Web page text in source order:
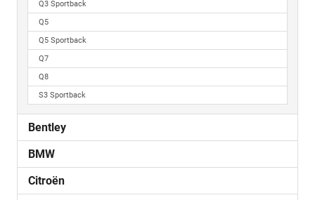
Q3 Sportback
Q5
Q5 Sportback
Q7
Q8
S3 Sportback
Bentley
BMW
Citroën